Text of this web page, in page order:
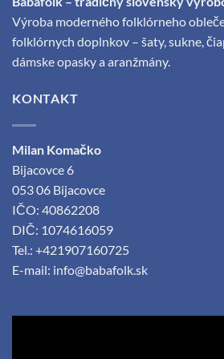
Výroba moderného folklórneho
folklórnych doplnkov – šaty, sukne,
dámske opasky a aranžmány.
KONTAKT
Milan Komačko
Bijacovce 6
053 06 Bijacovce
IČO: 40862208
DIČ: 1074616059
Tel.: +421907160725
E-mail: info@babafolk.sk